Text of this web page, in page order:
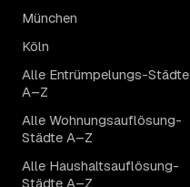
München
Köln
Alle Entrümpelungs-Städte
A–Z
Alle Wohnungsauflösung-
Städte A–Z
Alle Haushaltsauflösung-
Städte A–Z